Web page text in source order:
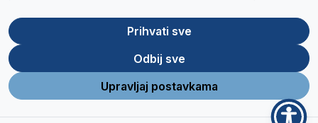
Ova stranica je zaštićena Google reCAPTCHA sustavom
Store
Google
Play
Prihvati sve
Odbij sve
Upravljaj postavkama